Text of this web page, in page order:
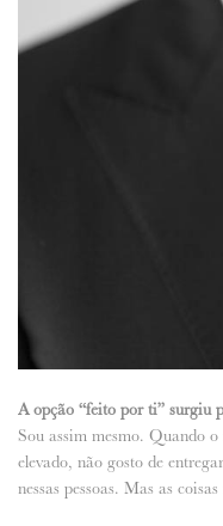
A opção “feito por ti” surgiu
Sou assim mesmo. Quando
elevado, não gosto de
nessas pessoas. Mas as